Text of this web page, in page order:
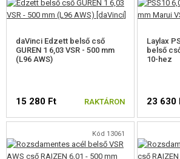
daVinci Edzett belső cső
GUREN 1 6,03 VSR - 500 mm
(L96 AWS)
15 280 Ft RAKTÁRON
Laylax
belső
10-hez
23 630
Kód 13061